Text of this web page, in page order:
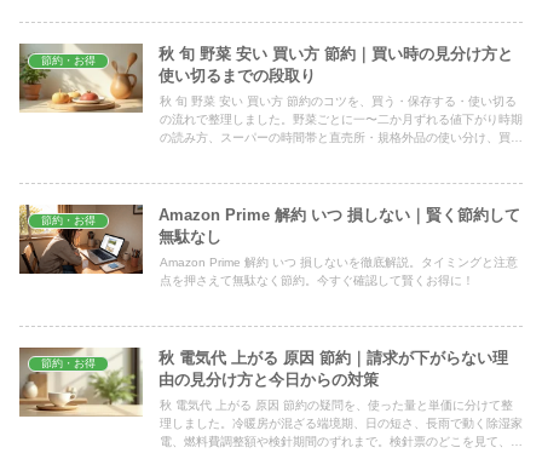
節約・お得
秋 旬 野菜 安い 買い方 節約｜買い時の見分け方と
使い切るまでの段取り
秋 旬 野菜 安い 買い方 節約のコツを、買う・保存する・使い切る
の流れで整理しました。野菜ごとに一〜二か月ずれる値下がり時期
の読み方、スーパーの時間帯と直売所・規格外品の使い分け、買っ
節約・お得
Amazon Prime 解約 いつ 損しない｜賢く節約して
無駄なし
Amazon Prime 解約 いつ 損しないを徹底解説。タイミングと注意
点を押さえて無駄なく節約。今すぐ確認して賢くお得に！
節約・お得
秋 電気代 上がる 原因 節約｜請求が下がらない理
由の見分け方と今日からの対策
秋 電気代 上がる 原因 節約の疑問を、使った量と単価に分けて整
理しました。冷暖房が混ざる端境期、日の短さ、長雨で動く除湿家
電、燃料費調整額や検針期間のずれまで。検針票のどこを見て、何